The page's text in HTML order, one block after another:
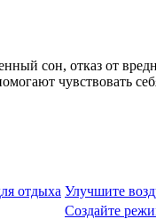
сон, отказ от
чувствовать
отдыха Улучшите
Создайте